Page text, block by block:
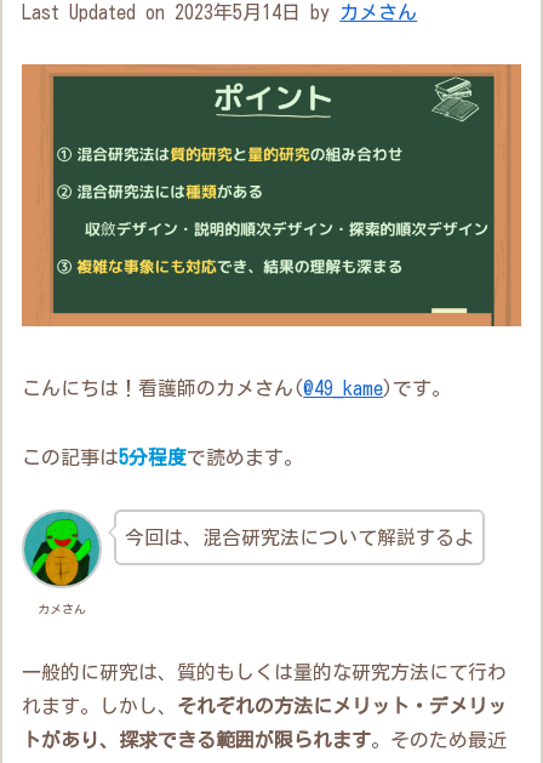
Last Updated on 2023年5月14日 by カメさん
こんにちは！看護師のカメさん(@49_kame)です。
この記事は5分程度で読めます。
カメさん
今回は、混合研究法について解説するよ
一般的に研究は、質的もしくは量的な研究方法にて行わ
れます。しかし、 それぞれの方法にメリット・デメリッ
トがあり、探求できる範囲が限られます。そのため最近